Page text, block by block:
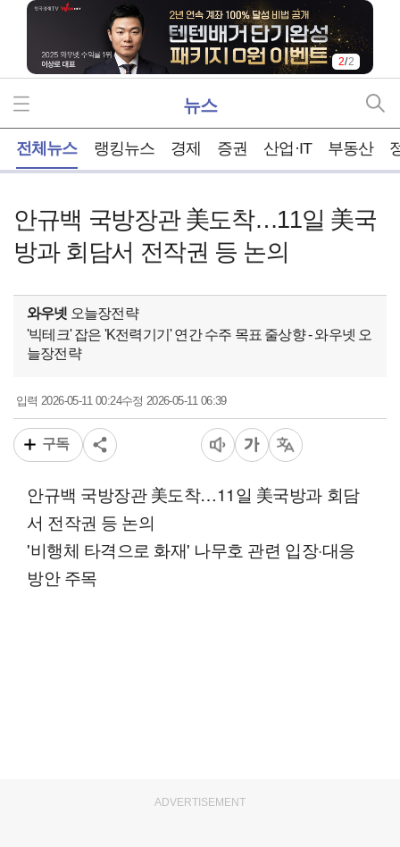
2/2
뉴스
전체뉴스 랭킹뉴스 경제 증권 산업·IT 부동산
안규백 국방장관 美도착…11일 美국
방과 회담서 전작권 등 논의
와우넷 오늘장전략
'빅테크' 잡은 'K전력기기' 연간 수주 목표 줄상향 - 와우넷 오
늘장전략
입력 2026-05-11 00:24수정 2026-05-11 06:39
구독
안규백 국방장관 美도착…11일 美국방과 회담
서 전작권 등 논의
'비행체 타격으로 화재' 나무호 관련 입장·대응
방안 주목
ADVERTISEMENT